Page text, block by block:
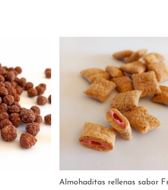
Almohaditas rellenas sabor